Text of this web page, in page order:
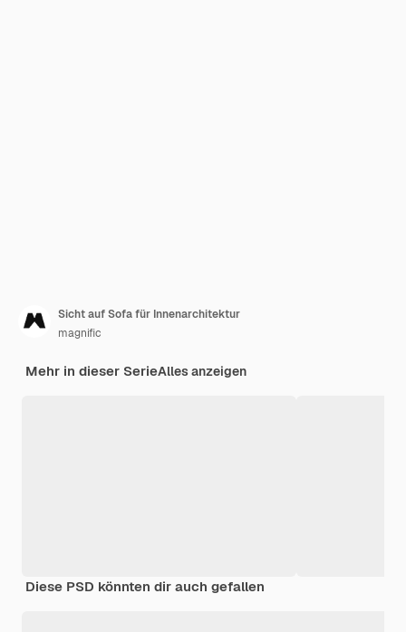
Sicht auf Sofa für Innenarchitektur
magnific
Mehr in dieser SerieAlles anzeigen
Diese PSD könnten dir auch gefallen